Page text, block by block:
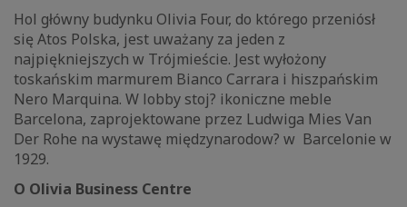
Hol główny budynku Olivia Four, do którego przeniósł
się Atos Polska, jest uważany za jeden z
najpiękniejszych w Trójmieście. Jest wyłożony
toskańskim marmurem Bianco Carrara i hiszpańskim
Nero Marquina. W lobby stoj? ikoniczne meble
Barcelona, zaprojektowane przez Ludwiga Mies Van
Der Rohe na wystawę międzynarodow? w Barcelonie w
1929.
O Olivia Business Centre